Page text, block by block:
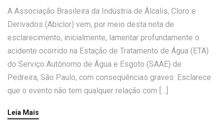
A Associação Brasileira da Indústria de Álcalis, Cloro e
Derivados (Abiclor) vem, por meio desta nota de
esclarecimento, inicialmente, lamentar profundamente o
acidente ocorrido na Estação de Tratamento de Água (ETA)
do Serviço Autônomo de Água e Esgoto (SAAE) de
Pedreira, São Paulo, com consequências graves. Esclarece
que o evento não tem qualquer relação com […]
Leia Mais